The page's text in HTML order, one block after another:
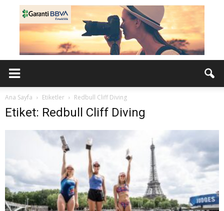
Ana Sayfa Etiketler Redbull Cliff Diving
Etiket: Redbull Cliff Diving